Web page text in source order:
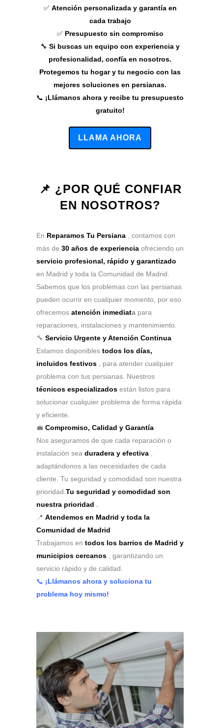
✅ Atención personalizada y garantía en
cada trabajo
✅ Presupuesto sin compromiso
🔧 Si buscas un equipo con experiencia y
profesionalidad, confía en nosotros.
Protegemos tu hogar y tu negocio con las
mejores soluciones en persianas.
📞 ¡Llámanos ahora y recibe tu presupuesto
gratuito!
LLAMA AHORA
📌 ¿POR QUÉ CONFIAR
EN NOSOTROS?
En Reparamos Tu Persiana , contamos con
más de 30 años de experiencia ofreciendo un
servicio profesional, rápido y garantizado
en Madrid y toda la Comunidad de Madrid.
Sabemos que los problemas con las persianas
pueden ocurrir en cualquier momento, por eso
ofrecemos atención inmediata para
reparaciones, instalaciones y mantenimiento.
🔧 Servicio Urgente y Atención Continua
Estamos disponibles todos los días,
incluidos festivos , para atender cualquier
problema con tus persianas. Nuestros
técnicos especializados están listos para
solucionar cualquier problema de forma rápida
y eficiente.
💼 Compromiso, Calidad y Garantía
Nos aseguramos de que cada reparación o
instalación sea duradera y efectiva
adaptándonos a las necesidades de cada
cliente. Tu seguridad y comodidad son nuestra
prioridad. Tu seguridad y comodidad son
nuestra prioridad
📍 Atendemos en Madrid y toda la
Comunidad de Madrid
Trabajamos en todos los barrios de Madrid y
municipios cercanos , garantizando un
servicio rápido y de calidad.
📞 ¡Llámanos ahora y soluciona tu
problema hoy mismo!